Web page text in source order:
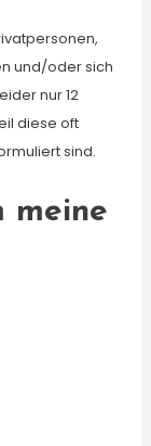
und/oder sich
nur 12
diese oft
sind.
meine